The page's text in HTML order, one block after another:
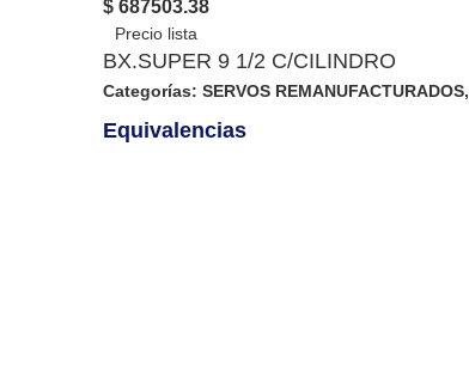
$ 687503.38
BX.SUPER 9 1/2 C/CILINDRO
Categorías: SERVOS REMANUFACTURADOS,
Equivalencias